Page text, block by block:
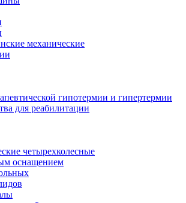
механические
гипотермии и гипертермии
для реабилитации
четырехколесные
оснащением